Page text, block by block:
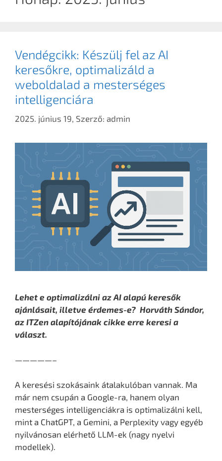
Vendégcikk: Készülj fel az AI
keresőkre, optimalizáld a
weboldalad a mesterséges
intelligenciára
2025. június 19, Szerző: admin
Lehet e optimalizálni az AI alapú keresők
ajánlásait, illetve érdemes-e? Horváth Sándor,
az ITZen alapítójának cikke erre keresi a
választ.
—————–
A keresési szokásaink átalakulóban vannak. Ma
már nem csupán a Google-ra, hanem olyan
mesterséges intelligenciákra is optimalizálni kell,
mint a ChatGPT, a Gemini, a Perplexity vagy egyéb
nyilvánosan elérhető LLM-ek (nagy nyelvi
modellek).